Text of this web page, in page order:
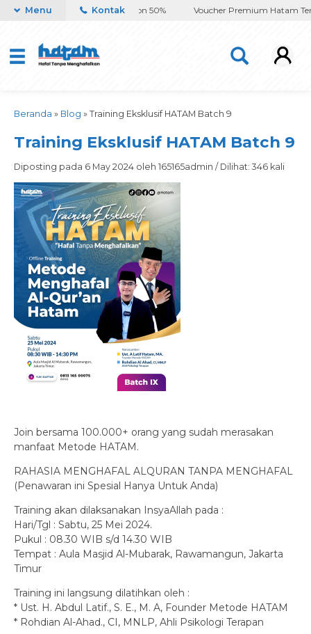
Official Buku Moza Diskon 50% Voucher Premium Hatam
Menu Kontak
Beranda » Blog » Training Eksklusif HATAM Batch 9
Training Eksklusif HATAM Batch 9
Diposting pada 6 May 2024 oleh 165165admin / Dilihat: 346 kali
Join bersama 100.000+ orang yang sudah merasakan
manfaat Metode HATAM.
RAHASIA MENGHAFAL ALQURAN TANPA MENGHAFAL
(Penawaran ini Spesial Hanya Untuk Anda)
Training akan dilaksanakan InsyaAllah pada :
Hari/Tgl : Sabtu, 25 Mei 2024.
Pukul : 08.30 WIB s/d 14.30 WIB
Tempat : Aula Masjid Al-Mubarak, Rawamangun, Jakarta
Timur
Training ini langsung dilatihkan oleh :
* Ust. H. Abdul Latif., S. E., M. A, Founder Metode HATAM
* Rohdian Al-Ahad., CI, MNLP, Ahli Psikologi Terapan